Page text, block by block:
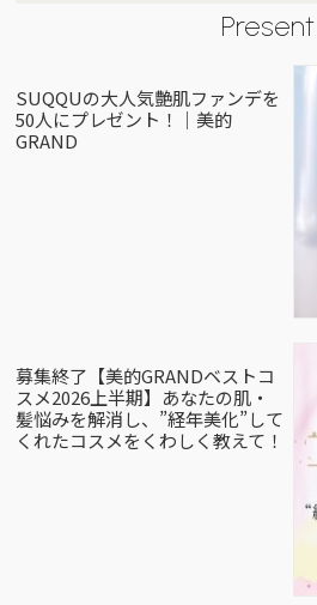
Present
SUQQUの大人気艶肌ファンデを
50人にプレゼント！｜美的
GRAND
募集終了【美的GRANDベストコ
スメ2026上半期】あなたの肌・
髪悩みを解消し、”経年美化”して
くれたコスメをくわしく教えて！